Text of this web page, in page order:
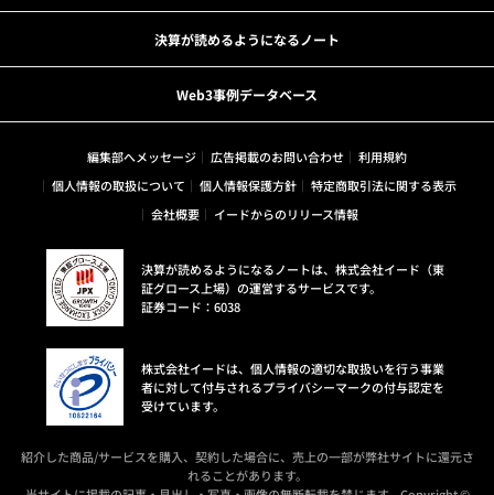
決算が読めるようになるノート
Web3事例データベース
編集部へメッセージ 広告掲載のお問い合わせ
利用規約
個人情報の取扱について
個人情報保護方針
特定商取引法に関する表示
会社概要
イードからのリリース情報
決算が読めるようになるノートは、株式会社イード（東
証グロース上場）の運営するサービスです。
証券コード：6038
株式会社イードは、個人情報の適切な取扱いを行う事業
者に対して付与されるプライバシーマークの付与認定を
受けています。
紹介した商品/サービスを購入、契約した場合に、売上の一部が弊社サイトに還元さ
れることがあります。